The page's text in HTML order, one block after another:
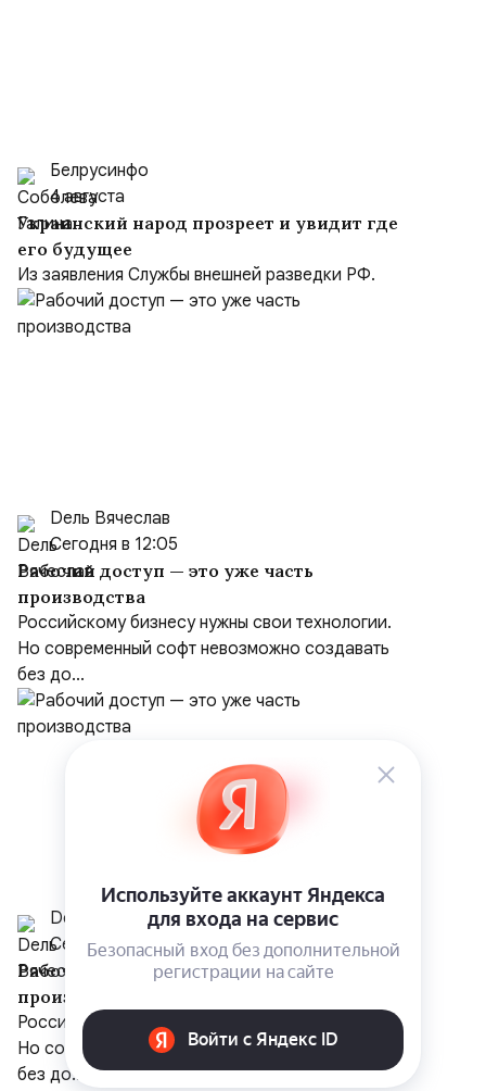
Белрусинфо
4 августа
Украинский народ прозреет и увидит где
его будущее
Из заявления Службы внешней разведки РФ.
Dель Вячеслав
Сегодня в 12:05
Рабочий доступ — это уже часть
производства
Российскому бизнесу нужны свои технологии.
Но современный софт невозможно создавать
без до...
Dель Вячеслав
Сегодня в 12:05
Рабочий доступ — это уже часть
производства
Российскому бизнесу нужны свои технологии.
Но современный софт невозможно создавать
без до...